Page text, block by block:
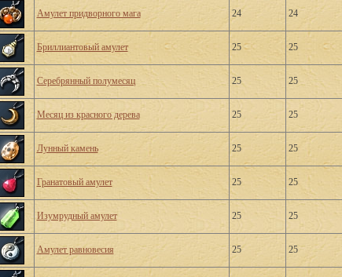
Амулет придворного мага 24 24
Бриллиантовый амулет 25 25
Серебрянный полумесяц 25 25
Месяц из красного дерева 25 25
Лунный камень 25 25
Гранатовый амулет 25 25
Изумрудный амулет 25 25
Амулет равновесия 25 25